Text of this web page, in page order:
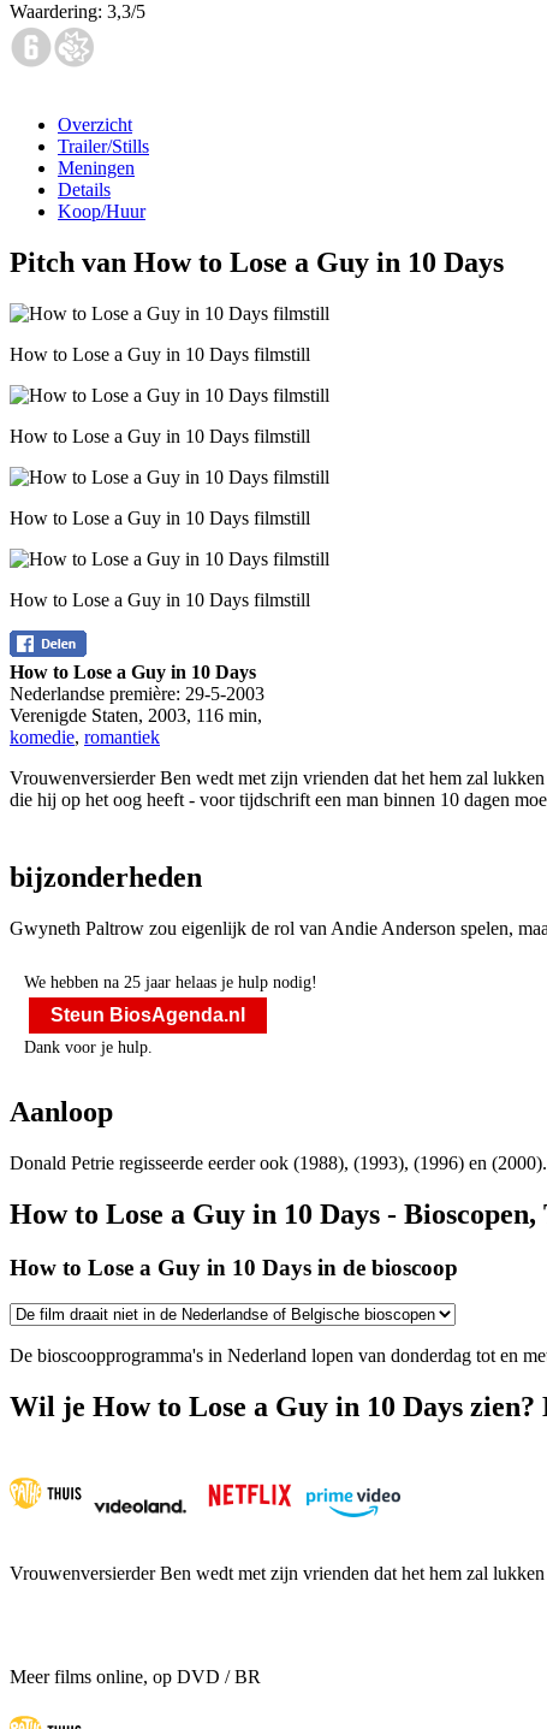
Waardering: 3,3/5
Overzicht
Trailer/Stills
Meningen
Details
Koop/Huur
Pitch van How to Lose a Guy in 10 Days
How to Lose a Guy in 10 Days filmstill
How to Lose a Guy in 10 Days filmstill
How to Lose a Guy in 10 Days filmstill
How to Lose a Guy in 10 Days filmstill
How to Lose a Guy in 10 Days
Nederlandse première: 29-5-2003
Verenigde Staten, 2003, 116 min,
komedie, romantiek
Vrouwenversierder Ben wedt met zijn vrienden dat het hem zal
die hij op het oog heeft - voor tijdschrift een man binnen 10 dagen
bijzonderheden
Gwyneth Paltrow zou eigenlijk de rol van Andie Anderson spelen,
We hebben na 25 jaar helaas je hulp nodig!
Steun BiosAgenda.nl
Dank voor je hulp.
Aanloop
Donald Petrie regisseerde eerder ook (1988), (1993), (1996) en (2000).
How to Lose a Guy in 10 Days -
How to Lose a Guy in 10 Days in de bioscoop
De bioscoopprogramma's in Nederland lopen van donderdag tot en
Wil je How to Lose a Guy in 10 Days
Vrouwenversierder Ben wedt met zijn vrienden dat het hem zal
Meer films online, op DVD / BR